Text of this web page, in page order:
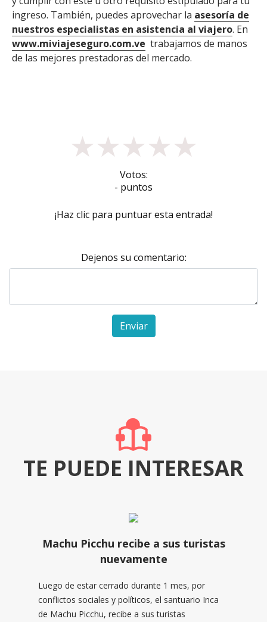
ingreso. También, puedes aprovechar la asesoría de
nuestros especialistas en asistencia al viajero. En
www.miviajeseguro.com.ve trabajamos de manos
de las mejores prestadoras del mercado.
★★★★★
Votos:
- puntos
¡Haz clic para puntuar esta entrada!
Dejenos su comentario:
Enviar
TE PUEDE INTERESAR
Machu Picchu recibe a sus turistas
nuevamente
Luego de estar cerrado durante 1 mes, por
conflictos sociales y políticos, el santuario Inca
de Machu Picchu, recibe a sus turistas